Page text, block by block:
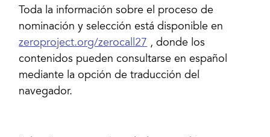
Toda la información sobre el proceso de
nominación y selección está disponible en
zeroproject.org/zerocall27 , donde los
contenidos pueden consultarse en español
mediante la opción de traducción del
navegador.